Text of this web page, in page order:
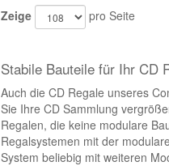
Zeige pro Seite
Stabile Bauteile für Ihr CD
Auch die CD Regale unseres
Sie Ihre CD Sammlung
Regalen, die keine modulare
Regalsystemen mit der
System beliebig mit weiteren